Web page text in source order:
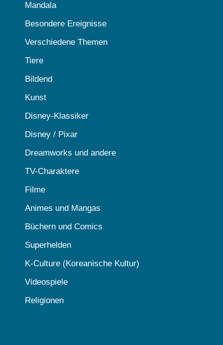
Mandala
Besondere Ereignisse
Verschiedene Themen
Tiere
Bildend
Kunst
Disney-Klassiker
Disney / Pixar
Dreamworks und andere
TV-Charaktere
Filme
Animes und Mangas
Büchern und Comics
Superhelden
K-Culture (Koreanische Kultur)
Videospiele
Religionen